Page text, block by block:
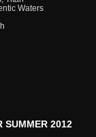
Waters
SUMMER 2012